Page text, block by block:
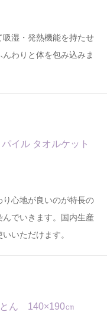
湿・発熱機能を持たせ
わりと体を包み込みま
イル タオルケット
心地が良いのが特長の
でいきます。国内生産
いただけます。
ん 140×190㎝